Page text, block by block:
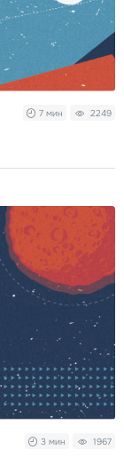
7 мин 2249
3 мин 1967